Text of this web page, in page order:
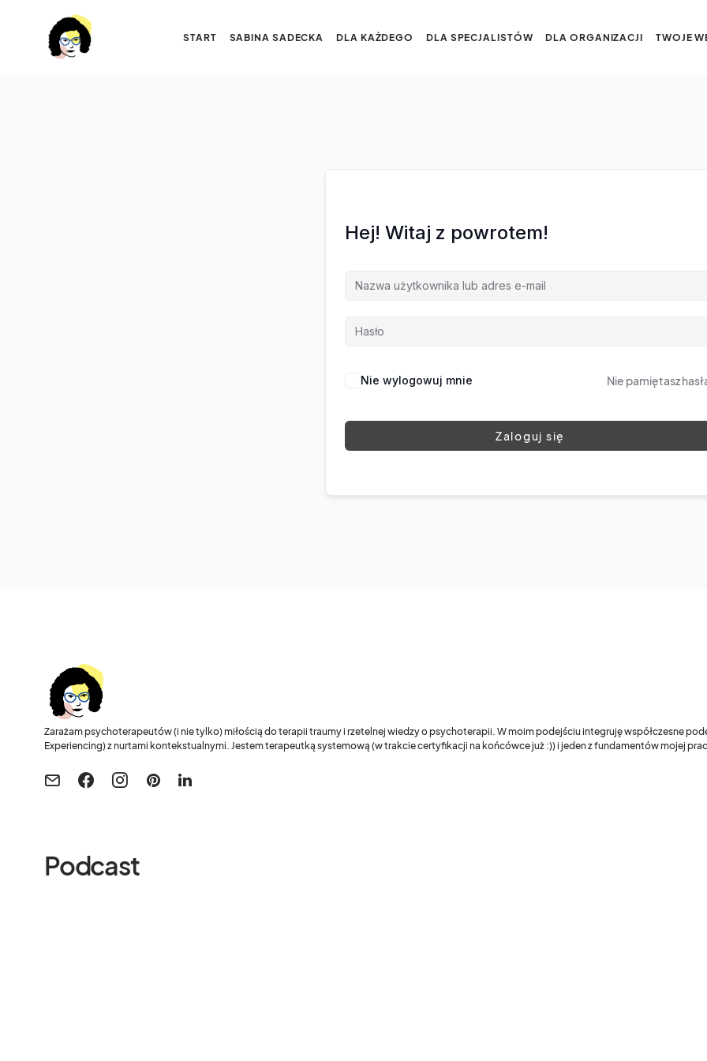
START SABINA SADECKA DLA KAŻDEGO DLA SPECJALISTÓW DLA ORGANIZACJI TWOJE
Hej! Witaj z powrotem!
Nie wylogowuj mnie Nie pamiętasz
Zaloguj się
Zarażam psychoterapeutów (i nie tylko) miłością do terapii traumy i rzetelnej wiedzy o psychoterapii. W moim podejściu integruję współczesne
Experiencing) z nurtami kontekstualnymi. Jestem terapeutką systemową (w trakcie certyfikacji na końcówce już :)) i jeden z fundamentów mojej
Podcast